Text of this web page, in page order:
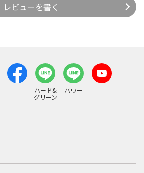
レビューを書く
ハード&
グリーン
パワー